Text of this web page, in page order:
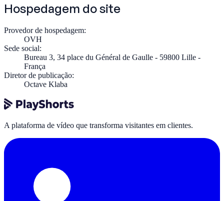
Hospedagem do site
Provedor de hospedagem:
OVH
Sede social:
Bureau 3, 34 place du Général de Gaulle - 59800 Lille -
França
Diretor de publicação:
Octave Klaba
A plataforma de vídeo que transforma visitantes em clientes.